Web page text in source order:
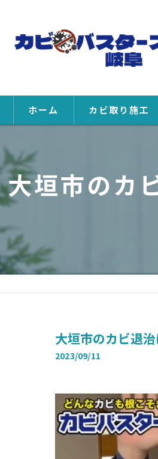
ホーム カビ取り施工
大垣市のカ
大垣市のカビ退
2023/09/11